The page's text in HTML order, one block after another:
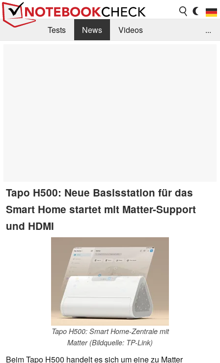
Tests News
Videos
...
Tapo H500: Neue Basisstation für das
Smart Home startet mit Matter-Support
und HDMI
Tapo H500: Smart Home-Zentrale mit
Matter (Bildquelle: TP-Link)
Beim Tapo H500 handelt es sich um eine zu Matter